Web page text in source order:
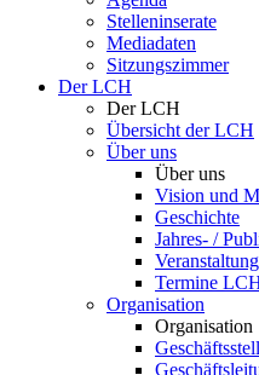
Stelleninserate
Mediadaten
Sitzungszimmer
Der LCH
Der LCH
Übersicht der LCH
Über uns
Über uns
Vision und
Geschichte
Jahres- /
Termine
Organisation
Organisation